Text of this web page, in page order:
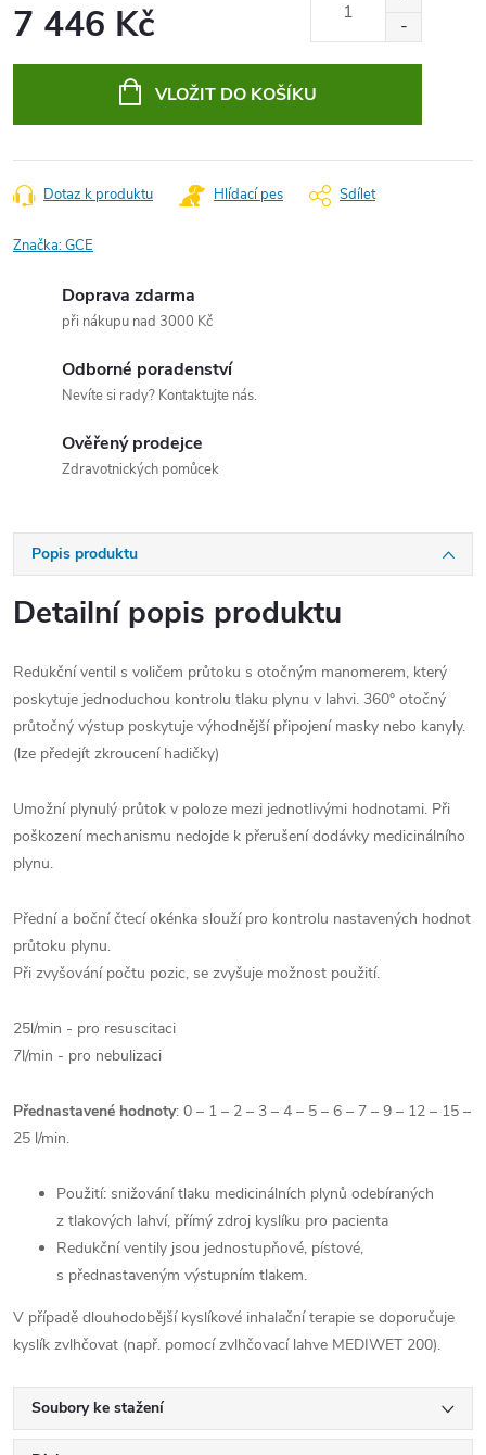
7 446 Kč
VLOŽIT DO KOŠÍKU
Dotaz k produktu Hlídací pes Sdílet
Značka:GCE
Doprava zdarma
při nákupu nad 3000 Kč
Odborné poradenství
Nevíte si rady? Kontaktujte nás.
Ověřený prodejce
Zdravotnických pomůcek
Popis produktu
Detailní popis produktu
Redukční ventil s voličem průtoku s otočným manomerem, který
poskytuje jednoduchou kontrolu tlaku plynu v lahvi. 360° otočný
průtočný výstup poskytuje výhodnější připojení masky nebo kanyly.
(lze předejít zkroucení hadičky)
Umožní plynulý průtok v poloze mezi jednotlivými hodnotami. Při
poškození mechanismu nedojde k přerušení dodávky medicinálního
plynu.
Přední a boční čtecí okénka slouží pro kontrolu nastavených hodnot
průtoku plynu.
Při zvyšování počtu pozic, se zvyšuje možnost použití.
25l/min - pro resuscitaci
7l/min - pro nebulizaci
Přednastavené hodnoty: 0 – 1 – 2 – 3 – 4 – 5 – 6 – 7 – 9 – 12 – 15 –
25 l/min.
Použití: snižování tlaku medicinálních plynů odebíraných
z tlakových lahví, přímý zdroj kyslíku pro pacienta
Redukční ventily jsou jednostupňové, pístové,
s přednastaveným výstupním tlakem.
V případě dlouhodobější kyslíkové inhalačníterapie se doporučuje
kyslík zvlhčovat (např. pomocí zvlhčovací lahve MEDIWET 200).
Soubory ke stažení